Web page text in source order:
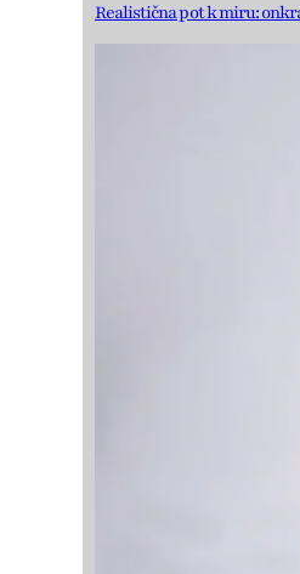
Realistična pot k miru: